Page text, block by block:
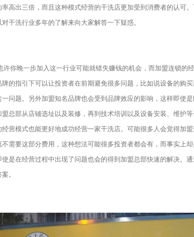
高出三倍，而且这种模式经营的干洗店更加受到消费者的认可
干洗行业多年的了解来向大家解答一下疑惑。
你晚一步加入这一行业可能就错失赚钱的机会，而加盟连锁的
的指引下可以让投资者在前期避免很多问题，比如说设备的购
问题。另外加盟知名品牌也会受到品牌效应的影响，这样即使
总部从店铺选址以及装修，再到技术培训以及设备安装、维护
营模式也能更好地成功经营一家干洗店。可能很多人会觉得加
需要这部分费用，这种想法可能很多投资者都会有，而事实上
是在经营过程中出现了问题也会的得到加盟总部快速的解决。
。